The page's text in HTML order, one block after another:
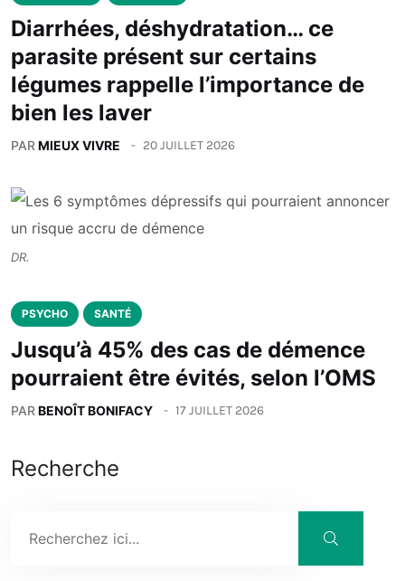
Diarrhées, déshydratation… ce
parasite présent sur certains
légumes rappelle l’importance de
bien les laver
PARMIEUX VIVRE 20 JUILLET 2026
DR.
PSYCHO SANTÉ
Jusqu’à 45% des cas de démence
pourraient être évités, selon l’OMS
PARBENOÎT BONIFACY 17 JUILLET 2026
Recherche